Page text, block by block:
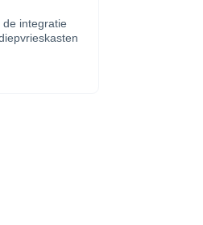
integratie